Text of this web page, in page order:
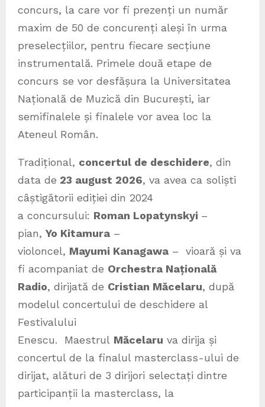
concurs, la care vor fi prezenți un număr
maxim de 50 de concurenți aleși în urma
preselecțiilor, pentru fiecare secțiune
instrumentală. Primele două etape de
concurs se vor desfășura la Universitatea
Națională de Muzică din București, iar
semifinalele și finalele vor avea loc la
Ateneul Român.
Tradițional, concertul de deschidere, din
data de 23 august 2026, va avea ca soliști
câștigătorii ediției din 2024
a concursului: Roman Lopatynskyi –
pian, Yo Kitamura –
violoncel, Mayumi Kanagawa – vioară și va
fi acompaniat de Orchestra Națională
Radio, dirijată de Cristian Măcelaru, după
modelul concertului de deschidere al
Festivalului
Enescu. Maestrul Măcelaru va dirija și
concertul de la finalul masterclass-ului de
dirijat, alături de 3 dirijori selectați dintre
participanții la masterclass, la